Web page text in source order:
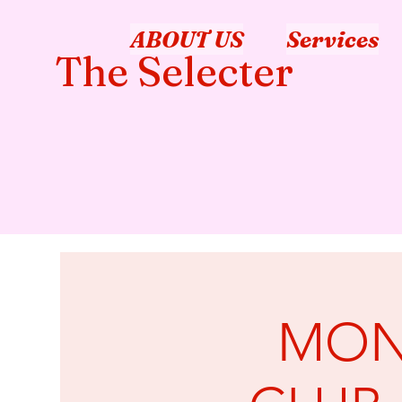
ABOUT US Services
The Selecter